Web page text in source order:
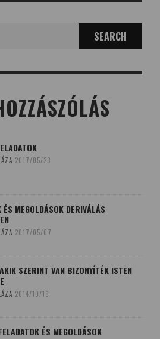
2017/05/23
ÉS MEGOLDÁSOK DERIVÁLÁS
2017/05/07
SZERINT VAN BIZONYÍTÉK ISTEN
2014/10/19
ÉS MEGOLDÁSOK